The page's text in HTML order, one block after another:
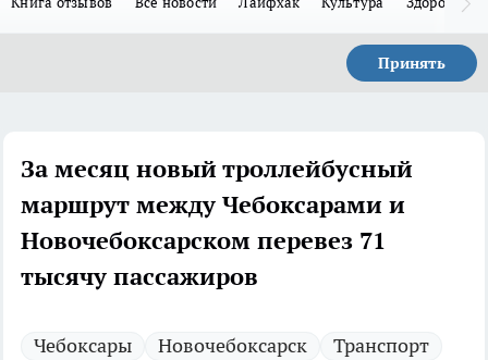
Принять
За месяц новый троллейбусный
маршрут между Чебоксарами и
Новочебоксарском перевез 71
тысячу пассажиров
Чебоксары Новочебоксарск Транспорт